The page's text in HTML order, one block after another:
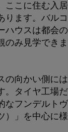
ここに住む入
ります。バル
ハウスは都会
み見学できま
の向かい側に
。タイヤ工場
なフンデルト
）」を中心に